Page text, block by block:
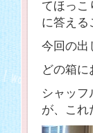
てほっこ
に答える
今回の出
どの箱に
シャッ
が、これ